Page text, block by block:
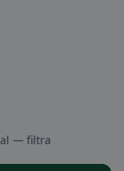
— filtra